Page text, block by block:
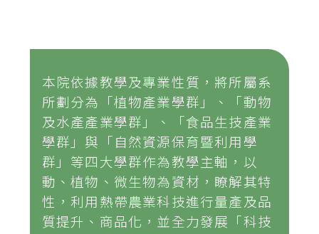
本院依據教學及專業性質，將所屬系
所劃分為「植物產業學群」、「動物
及水產產業學群」、「食品生技產業
學群」與「自然資源保育暨利用學
群」等四大學群作為教學主軸，以
動、植物、微生物為資材，瞭解其特
性，利用熱帶農業科技進行量產及品
質提升、商品化，並全力發展「科技